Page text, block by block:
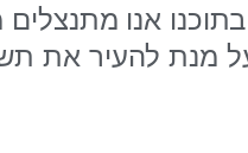
אנו מתנצלים